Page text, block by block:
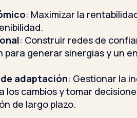
: Maximizar la
: Construir redes de
para generar sinergias y un
adaptación: Gestionar la
los cambios y tomar
de largo plazo.